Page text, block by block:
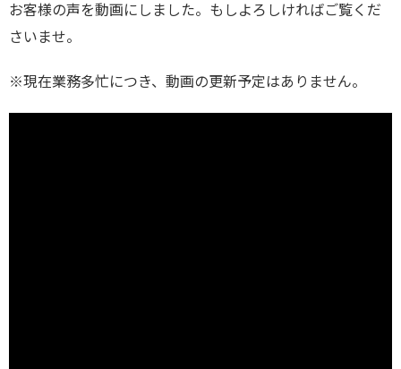
お客様の声を動画にしました。もしよろしければご覧くだ
さいませ。
※現在業務多忙につき、動画の更新予定はありません。